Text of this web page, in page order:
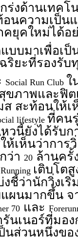
ร่งด้านเทคโ
นความเป็น
คยุคใหม่ได้อ
บมาเพื่อเป็
ริยะที่รองรับ
Social Run Club ใ
ขภาพและฟิต
สะท้อนให้เ
lifestyle ที่คน
วนี้ยังได้รับ
ห้เห็นว่าการ
ว่า 20 ล้านครั้
เติบโต
งชี้ว่านักวิ่งเ
ผนมากขึ้น จ
70 และ
นเนอร์ที่มอ
นส่วนหนึ่งข